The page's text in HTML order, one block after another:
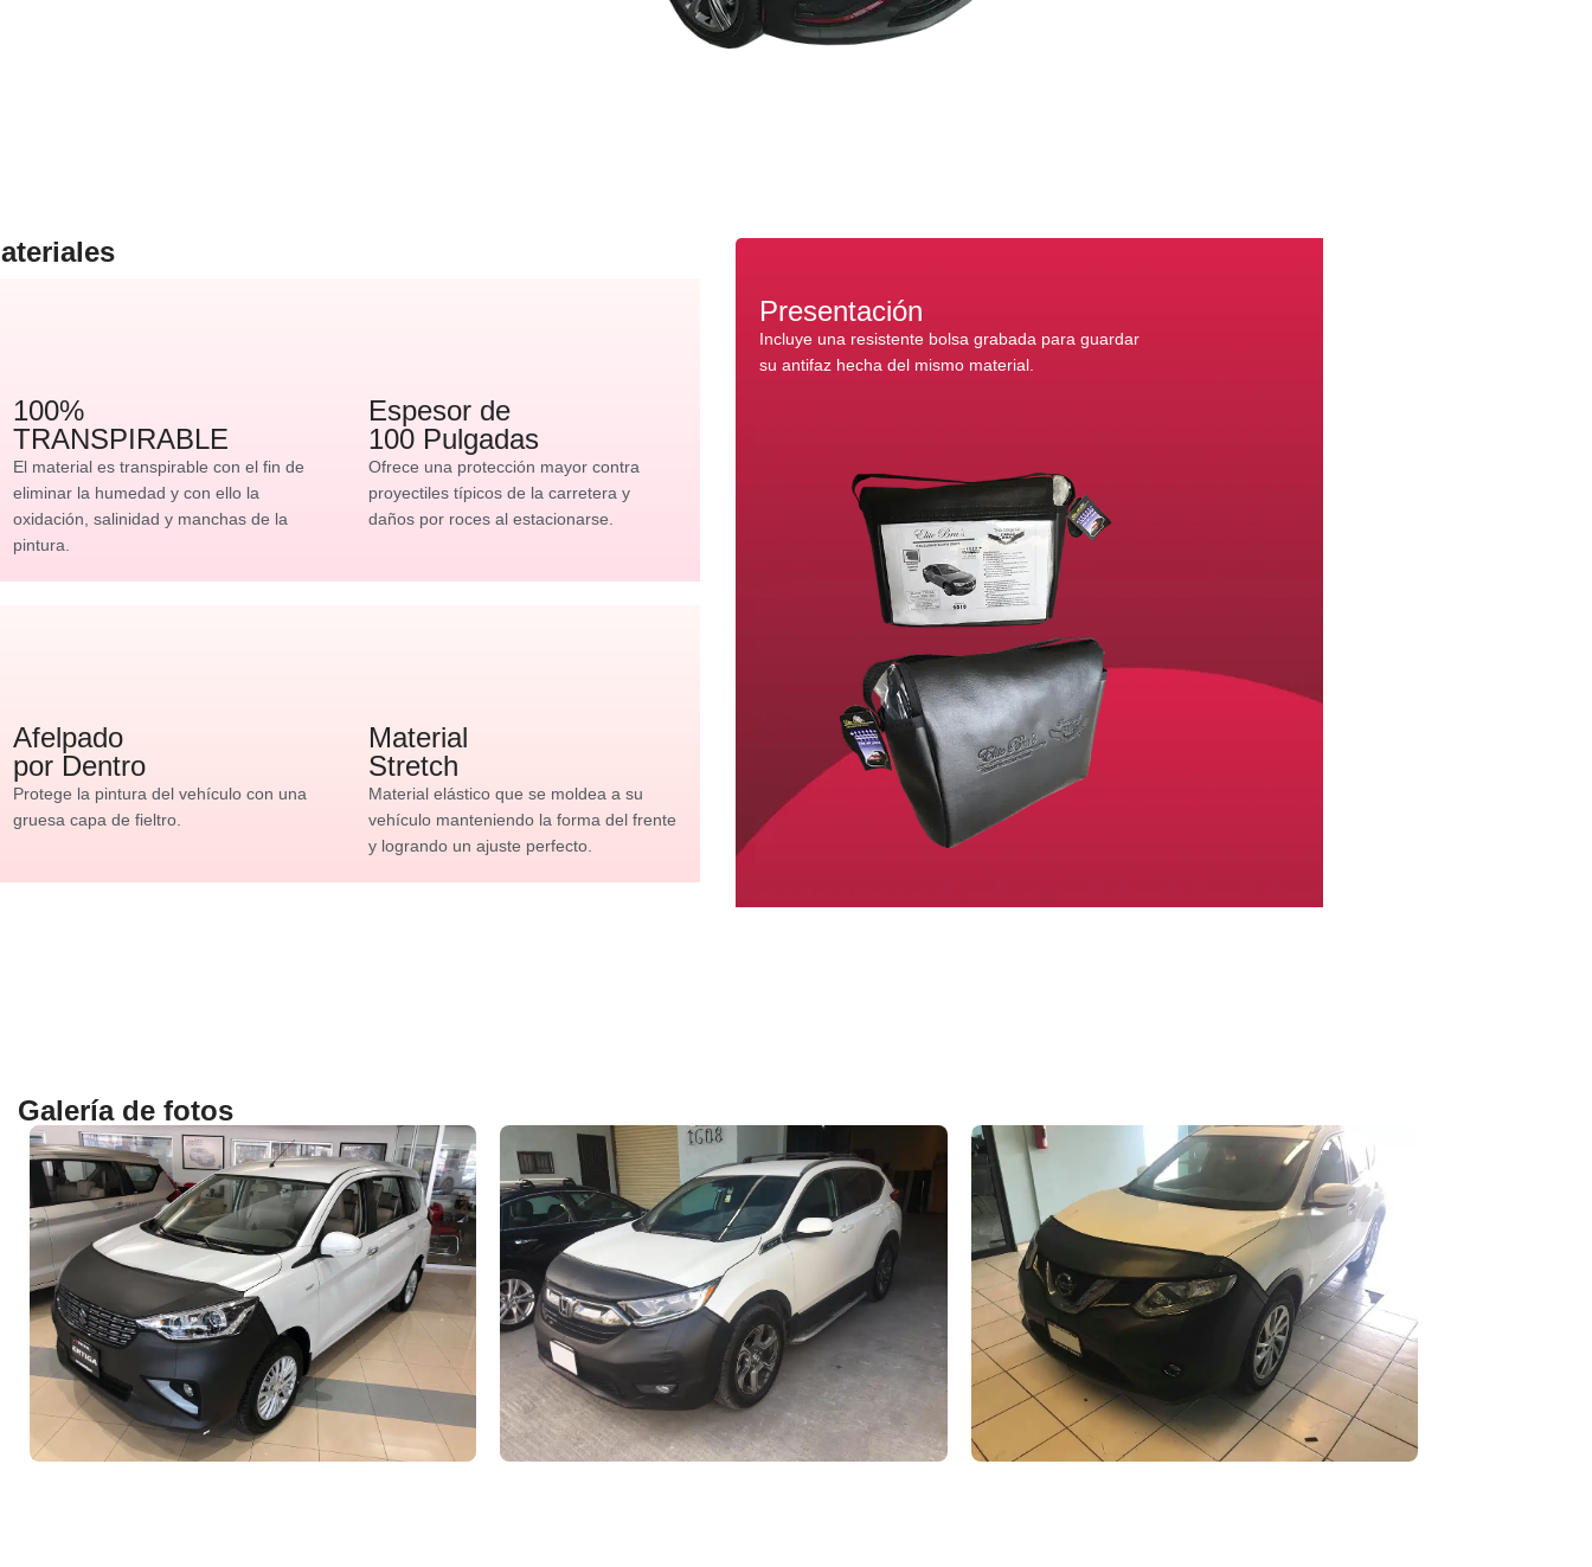
100%
TRANSPIRABLE
El material es transpirable con el fin de
eliminar la humedad y con ello la
oxidación, salinidad y manchas de la
pintura.
Espesor de
100 Pulgadas
Ofrece una protección mayor contra
proyectiles típicos de la carretera y
daños por roces al estacionarse.
Afelpado
por Dentro
Protege la pintura del vehículo con una
gruesa capa de fieltro.
Material
Stretch
Material elástico que se moldea a su
vehículo manteniendo la forma del frente
y logrando un ajuste perfecto.
Presentación
Incluye una resistente bolsa grabada para guardar
su antifaz hecha del mismo material.
Galería de fotos